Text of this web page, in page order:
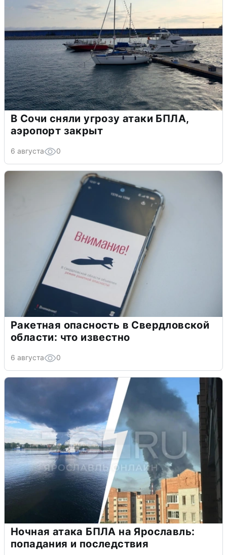
В Сочи сняли угрозу атаки БПЛА,
аэропорт закрыт
6 августа 0
Ракетная опасность в Свердловской
области: что известно
6 августа 0
Ночная атака БПЛА на Ярославль:
попадания и последствия